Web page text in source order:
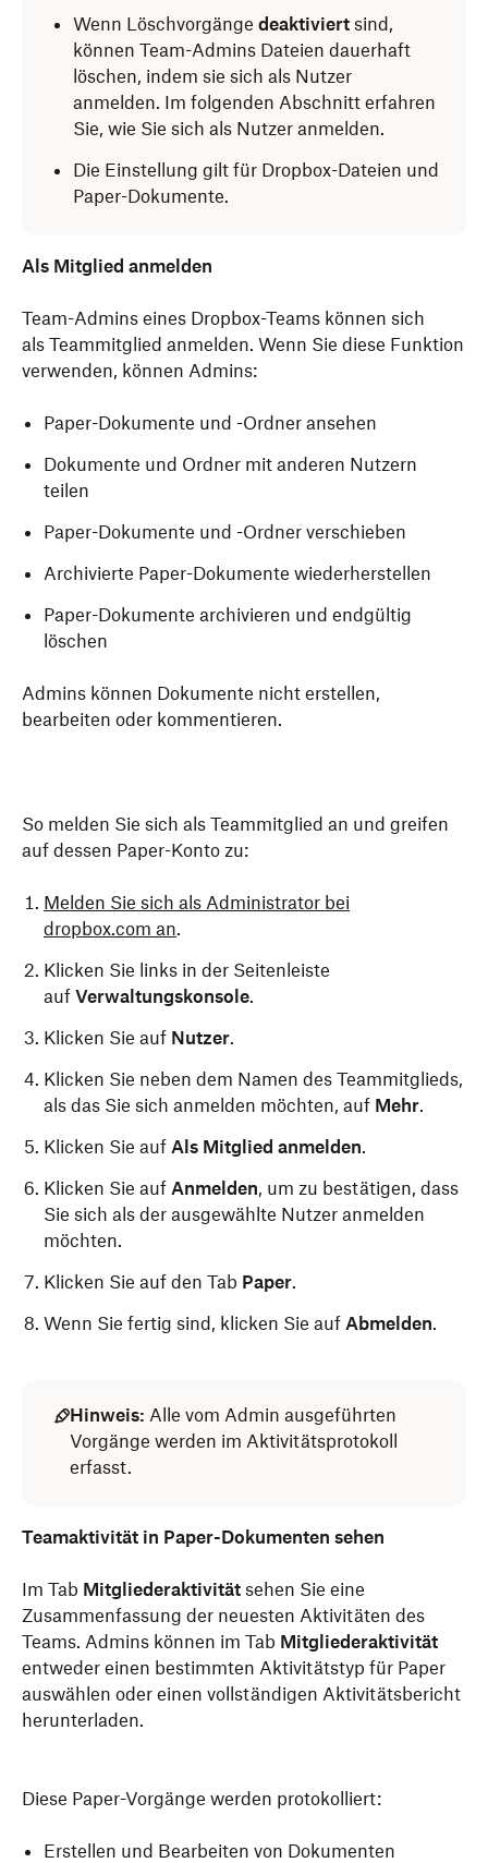
Wenn Löschvorgänge deaktiviert sind,
können Team-Admins Dateien dauerhaft
löschen, indem sie sich als Nutzer
anmelden. Im folgenden Abschnitt erfahren
Sie, wie Sie sich als Nutzer anmelden.
Die Einstellung gilt für Dropbox-Dateien und
Paper-Dokumente.
Als Mitglied anmelden
Team-Admins eines Dropbox-Teams können sich
als Teammitglied anmelden. Wenn Sie diese Funktion
verwenden, können Admins:
Paper-Dokumente und -Ordner ansehen
Dokumente und Ordner mit anderen Nutzern
teilen
Paper-Dokumente und -Ordner verschieben
Archivierte Paper-Dokumente wiederherstellen
Paper-Dokumente archivieren und endgültig
löschen
Admins können Dokumente nicht erstellen,
bearbeiten oder kommentieren.
So melden Sie sich als Teammitglied an und greifen
auf dessen Paper-Konto zu:
Melden Sie sich als Administrator bei
dropbox.com an.
Klicken Sie links in der Seitenleiste
auf Verwaltungskonsole.
Klicken Sie auf Nutzer.
Klicken Sie neben dem Namen des Teammitglieds,
als das Sie sich anmelden möchten, auf Mehr.
Klicken Sie auf Als Mitglied anmelden.
Klicken Sie auf Anmelden, um zu bestätigen, dass
Sie sich als der ausgewählte Nutzer anmelden
möchten.
Klicken Sie auf den Tab Paper.
Wenn Sie fertig sind, klicken Sie auf Abmelden.
Hinweis: Alle vom Admin ausgeführten
Vorgänge werden im Aktivitätsprotokoll
erfasst.
Teamaktivität in Paper-Dokumenten sehen
Im Tab Mitgliederaktivität sehen Sie eine
Zusammenfassung der neuesten Aktivitäten des
Teams. Admins können im Tab Mitgliederaktivität
entweder einen bestimmten Aktivitätstyp für Paper
auswählen oder einen vollständigen Aktivitätsbericht
herunterladen.
Diese Paper-Vorgänge werden protokolliert:
Erstellen und Bearbeiten von Dokumenten